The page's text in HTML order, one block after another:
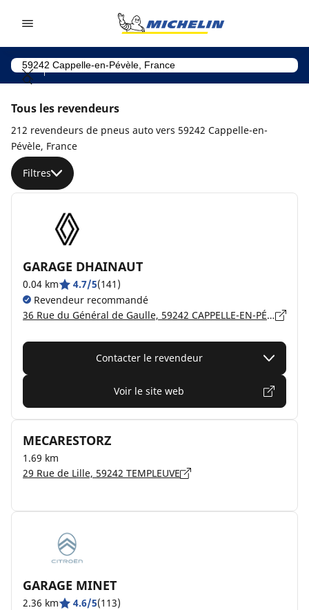
Tous les revendeurs
212 revendeurs de pneus auto vers 59242 Cappelle-en-
Pévèle, France
Filtres
GARAGE DHAINAUT
0.04 km 4.7/5(141)
Revendeur recommandé
36 Rue du Général de Gaulle, 59242 CAPPELLE-EN-PÉVÈLE
Contacter le revendeur
Voir le site web
MECARESTORZ
1.69 km
29 Rue de Lille, 59242 TEMPLEUVE
GARAGE MINET
2.36 km 4.6/5(113)